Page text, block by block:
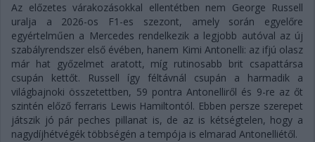
Az előzetes várakozásokkal ellentétben nem George Russell
uralja a 2026-os F1-es szezont, amely során egyelőre
egyértelműen a Mercedes rendelkezik a legjobb autóval az új
szabályrendszer első évében, hanem Kimi Antonelli: az ifjú olasz
már hat győzelmet aratott, míg rutinosabb brit csapattársa
csupán kettőt. Russell így féltávnál csupán a harmadik a
világbajnoki összetettben, 59 pontra Antonelliről és 9-re az őt
szintén előző ferraris Lewis Hamiltontól. Ebben persze szerepet
játszik jó pár peches pillanat is, de az is kétségtelen, hogy a
nagydíjhétvégék többségén a tempója is elmarad Antonelliétől.